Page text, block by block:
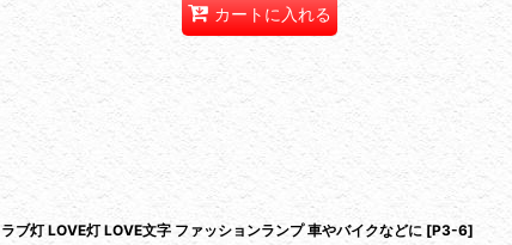
カートに入れる
ラブ灯 LOVE灯 LOVE文字 ファッションランプ 車やバイクなどに [P3-6]